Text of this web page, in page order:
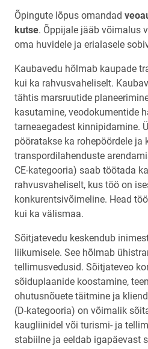
Õpingute lõpus omandad
kutse. Õppijale jääb võimalus
oma huvidele ja erialasele
Kaubavedu hõlmab kaupade
kui ka rahvusvaheliselt.
tähtis marsruutide
kasutamine, veodokumentide
tarneaegadest kinnipidamine.
pööratakse ka rohepöördele ja
transpordilahenduste
CE-kategooria) saab töötada
rahvusvaheliselt, kus töö on
konkurentsivõimeline. Head
kui ka välismaa.
Sõitjatevedu keskendub
liikumisele. See hõlmab
tellimusvedusid. Sõitjateveo
sõiduplaanide koostamine,
ohutusnõuete täitmine ja
(D-kategooria) on võimalik
kaugliinidel või turismi- ja
stabiilne ja eeldab igapäevast